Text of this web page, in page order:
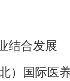
结合发展
）国际医